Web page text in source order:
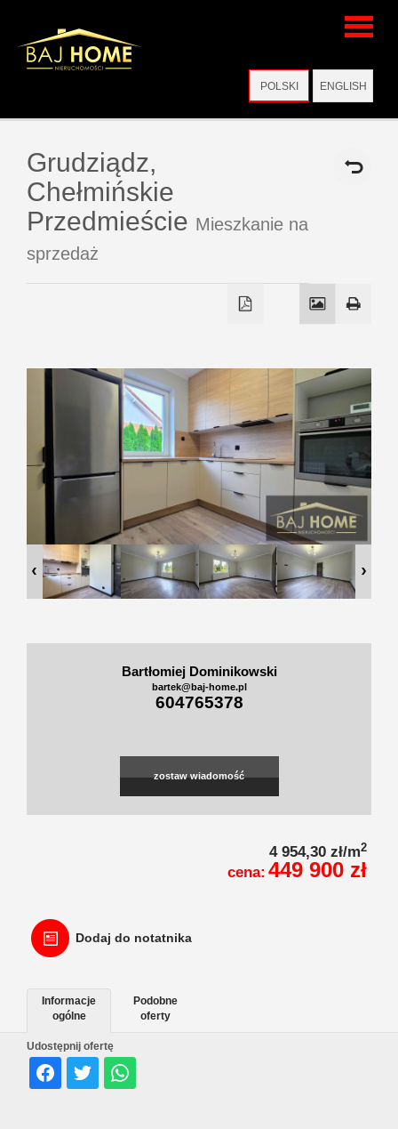
POLSKI ENGLISH
Strona
Kredyty
O firmie
Kontakt
Grudziądz,
Chełmińskie
Przedmieście Mieszkanie na
sprzedaż
Bartłomiej Dominikowski
bartek@baj-home.pl
604765378
zostaw wiadomość
4 954,30 zł/m2
cena: 449 900 zł
Dodaj do notatnika
Udostępnij ofertę
Informacje
ogólne
Podobne
oferty